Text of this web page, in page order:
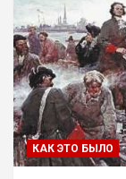
КАК ЭТО БЫЛО